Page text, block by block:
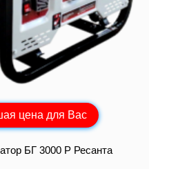
цена для Вас
БГ 3000 Р Ресанта